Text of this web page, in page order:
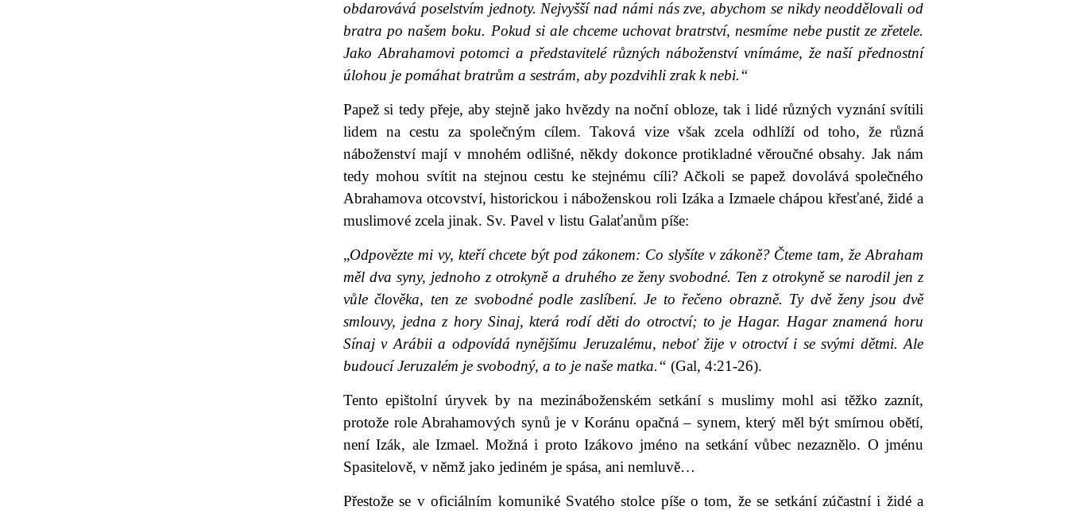
obdarovává poselstvím jednoty. Nejvyšší nad námi nás zve, abychom se nikdy neoddělovali od
bratra po našem boku. Pokud si ale chceme uchovat bratrství, nesmíme nebe pustit ze zřetele.
Jako Abrahamovi potomci a představitelé různých náboženství vnímáme, že naší přednostní
úlohou je pomáhat bratrům a sestrám, aby pozdvihli zrak k nebi.“
Papež si tedy přeje, aby stejně jako hvězdy na noční obloze, tak i lidé různých vyznání svítili
lidem na cestu za společným cílem. Taková vize však zcela odhlíží od toho, že různá
náboženství mají v mnohém odlišné, někdy dokonce protikladné věroučné obsahy. Jak nám
tedy mohou svítit na stejnou cestu ke stejnému cíli? Ačkoli se papež dovolává společného
Abrahamova otcovství, historickou i náboženskou roli Izáka a Izmaele chápou křesťané, židé a
muslimové zcela jinak. Sv. Pavel v listu Galaťanům píše:
„Odpovězte mi vy, kteří chcete být pod zákonem: Co slyšíte v zákoně? Čteme tam, že Abraham
měl dva syny, jednoho z otrokyně a druhého ze ženy svobodné. Ten z otrokyně se narodil jen z
vůle člověka, ten ze svobodné podle zaslíbení. Je to řečeno obrazně. Ty dvě ženy jsou dvě
smlouvy, jedna z hory Sinaj, která rodí děti do otroctví; to je Hagar. Hagar znamená horu
Sínaj v Arábii a odpovídá nynějšímu Jeruzalému, neboť žije v otroctví i se svými dětmi. Ale
budoucí Jeruzalém je svobodný, a to je naše matka.“ (Gal, 4:21-26).
Tento epištolní úryvek by na mezináboženském setkání s muslimy mohl asi těžko zaznít,
protože role Abrahamových synů je v Koránu opačná – synem, který měl být smírnou obětí,
není Izák, ale Izmael. Možná i proto Izákovo jméno na setkání vůbec nezaznělo. O jménu
Spasitelově, v němž jako jediném je spása, ani nemluvě…
Přestože se v oficiálním komuniké Svatého stolce píše o tom, že se setkání zúčastní i židé a